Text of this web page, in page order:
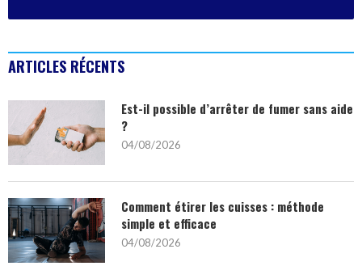
ARTICLES RÉCENTS
Est-il possible d’arrêter de fumer sans aide
?
04/08/2026
Comment étirer les cuisses : méthode
simple et efficace
04/08/2026